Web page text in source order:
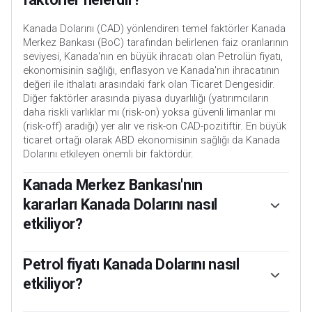
Kanada Dolarını (CAD) yönlendiren temel faktörler Kanada
Merkez Bankası (BoC) tarafından belirlenen faiz oranlarının
seviyesi, Kanada'nın en büyük ihracatı olan Petrolün fiyatı,
ekonomisinin sağlığı, enflasyon ve Kanada'nın ihracatının
değeri ile ithalatı arasındaki fark olan Ticaret Dengesidir.
Diğer faktörler arasında piyasa duyarlılığı (yatırımcıların
daha riskli varlıklar mı (risk-on) yoksa güvenli limanlar mı
(risk-off) aradığı) yer alır ve risk-on CAD-pozitiftir. En büyük
ticaret ortağı olarak ABD ekonomisinin sağlığı da Kanada
Dolarını etkileyen önemli bir faktördür.
Kanada Merkez Bankası'nın
kararları Kanada Dolarını nasıl
etkiliyor?
verebileceği faiz oranlarının seviyesini belirleyerek Kanada
Doları üzerinde önemli bir etkiye sahiptir. Bu da herkes için
faiz oranlarının seviyesini etkilemektedir. BoC'nin ana
Petrol fiyatı Kanada Dolarını nasıl
etkiliyor?